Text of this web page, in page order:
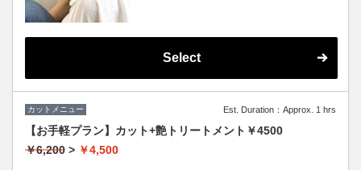
Select
カットメニュー Est. Duration：Approx. 1 hrs
【お手軽プラン】カット+艶トリートメント￥4500
￥6,200 > ￥4,500